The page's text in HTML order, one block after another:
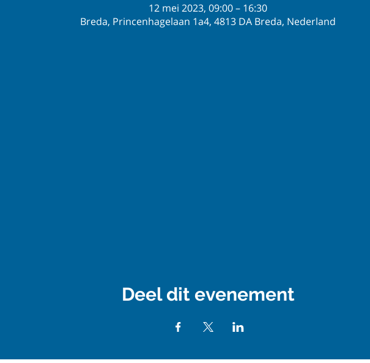
12 mei 2023, 09:00 – 16:30
Breda, Princenhagelaan 1a4, 4813 DA Breda, Nederland
Deel dit evenement